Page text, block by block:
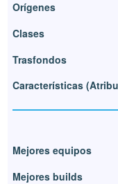
Orígenes
Clases
Trasfondos
Características
Mejores equipos
Mejores builds